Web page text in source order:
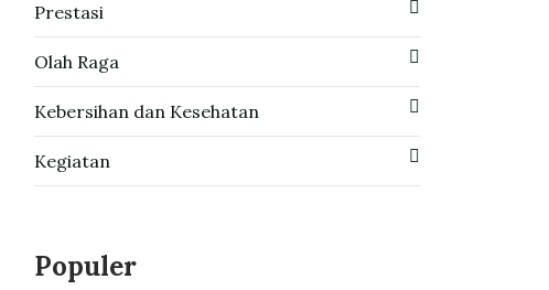
Prestasi
Olah Raga
Kebersihan dan Kesehatan
Kegiatan
Populer